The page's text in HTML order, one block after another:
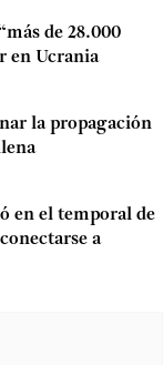
de 28.000
en Ucrania
la propagación
en el temporal de
a